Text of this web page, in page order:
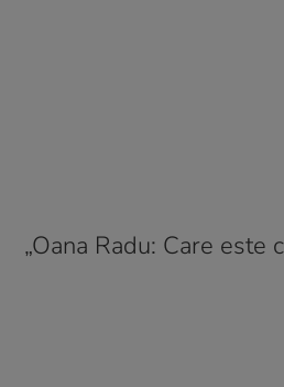
„Oana Radu: Care